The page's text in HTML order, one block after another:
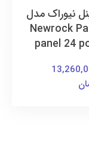
نیوراک مدل
Newrock
panel 24